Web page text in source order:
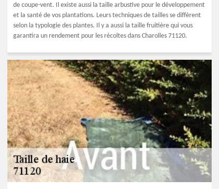
de coupe-vent. Il existe aussi la taille arbustive pour le développement
et la santé de vos plantations. Leurs techniques de tailles se diffèrent
selon la typologie des plantes. Il y a aussi la taille fruitière qui vous
garantira un rendement pour les récoltes dans Charolles 71120.